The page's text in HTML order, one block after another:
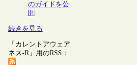
のガイドを公
開
続きを見る
「カレントアウェア
ネス-R」用のRSS：